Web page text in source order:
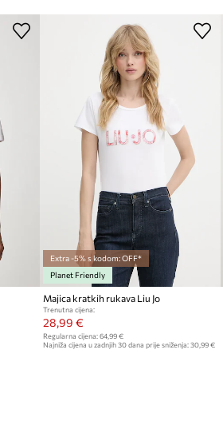
Extra -5% s kodom: OFF*
Planet Friendly
Majica kratkih rukava Liu Jo
Trenutna cijena:
28,99 €
Regularna cijena: 64,99 €
Najniža cijena u zadnjih 30 dana prije sniženja: 30,99 €